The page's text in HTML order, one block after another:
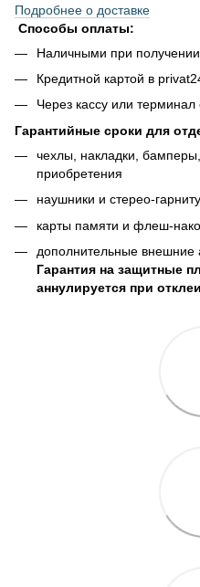
Подробнее о доставке
Способы оплаты:
Наличными при получении.
Кредитной картой в
Через кассу или
Гарантийные сроки для
чехлы, накладки,
приобретения
наушники и стерео-
карты памяти и флеш-
дополнительные внешние
Гарантия на защитные
аннулируется при